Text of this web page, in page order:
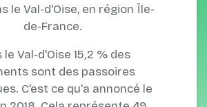
le Val-d'Oise, en région Île-
de-France.
le Val-d'Oise 15,2 % des
sont des passoires
C'est ce qu'a annoncé le